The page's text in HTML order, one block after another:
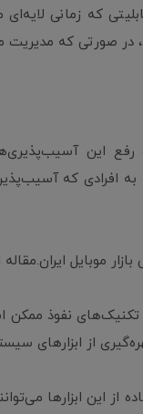
که زمانی
در صورتی که
رفع این
تکنیک‌های نفوذ ممکن
از ابزارهای
از این ابزارها